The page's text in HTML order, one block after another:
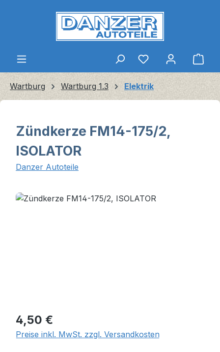
Zum Hauptinhalt springen
Wartburg Wartburg 1.3 Elektrik
Zündkerze FM14-175/2,
ISOLATOR
Danzer Autoteile
Bildergalerie überspringen
Regulärer Preis:
4,50 €
Preise inkl. MwSt. zzgl. Versandkosten